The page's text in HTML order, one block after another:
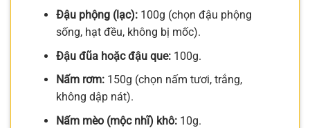
Đậu phộng (lạc):100g (chọn đậu phộng
sống, hạt đều, không bị mốc).
Đậu đũa hoặc đậu que:100g.
Nấm rơm:150g (chọn nấm tươi, trắng,
không dập nát).
Nấm mèo (mộc nhĩ) khô:10g.